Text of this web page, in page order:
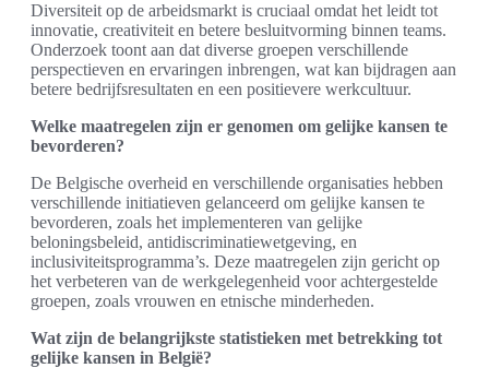
Diversiteit op de arbeidsmarkt is cruciaal omdat het leidt tot
innovatie, creativiteit en betere besluitvorming binnen teams.
Onderzoek toont aan dat diverse groepen verschillende
perspectieven en ervaringen inbrengen, wat kan bijdragen aan
betere bedrijfsresultaten en een positievere werkcultuur.
Welke maatregelen zijn er genomen om gelijke kansen te
bevorderen?
De Belgische overheid en verschillende organisaties hebben
verschillende initiatieven gelanceerd om gelijke kansen te
bevorderen, zoals het implementeren van gelijke
beloningsbeleid, antidiscriminatiewetgeving, en
inclusiviteitsprogramma’s. Deze maatregelen zijn gericht op
het verbeteren van de werkgelegenheid voor achtergestelde
groepen, zoals vrouwen en etnische minderheden.
Wat zijn de belangrijkste statistieken met betrekking tot
gelijke kansen in België?